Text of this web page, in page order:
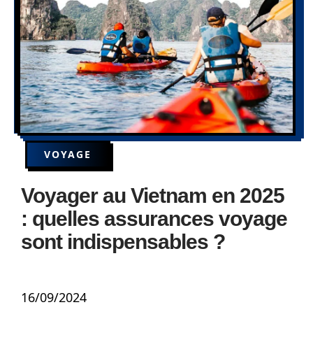
VOYAGE
Voyager au Vietnam en 2025
: quelles assurances voyage
sont indispensables ?
16/09/2024